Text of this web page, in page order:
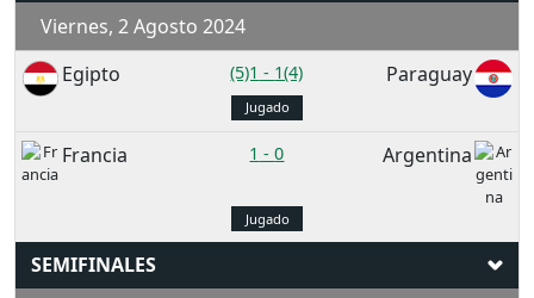
Viernes, 2 Agosto 2024
Egipto
(5)1 - 1(4) Paraguay
Jugado
Francia 1 -0 Argentina
Jugado
SEMIFINALES